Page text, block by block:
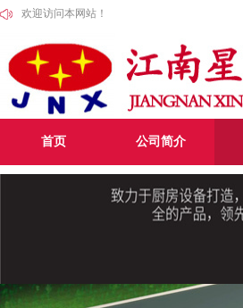
欢迎访问本网站！
首页 公司简介